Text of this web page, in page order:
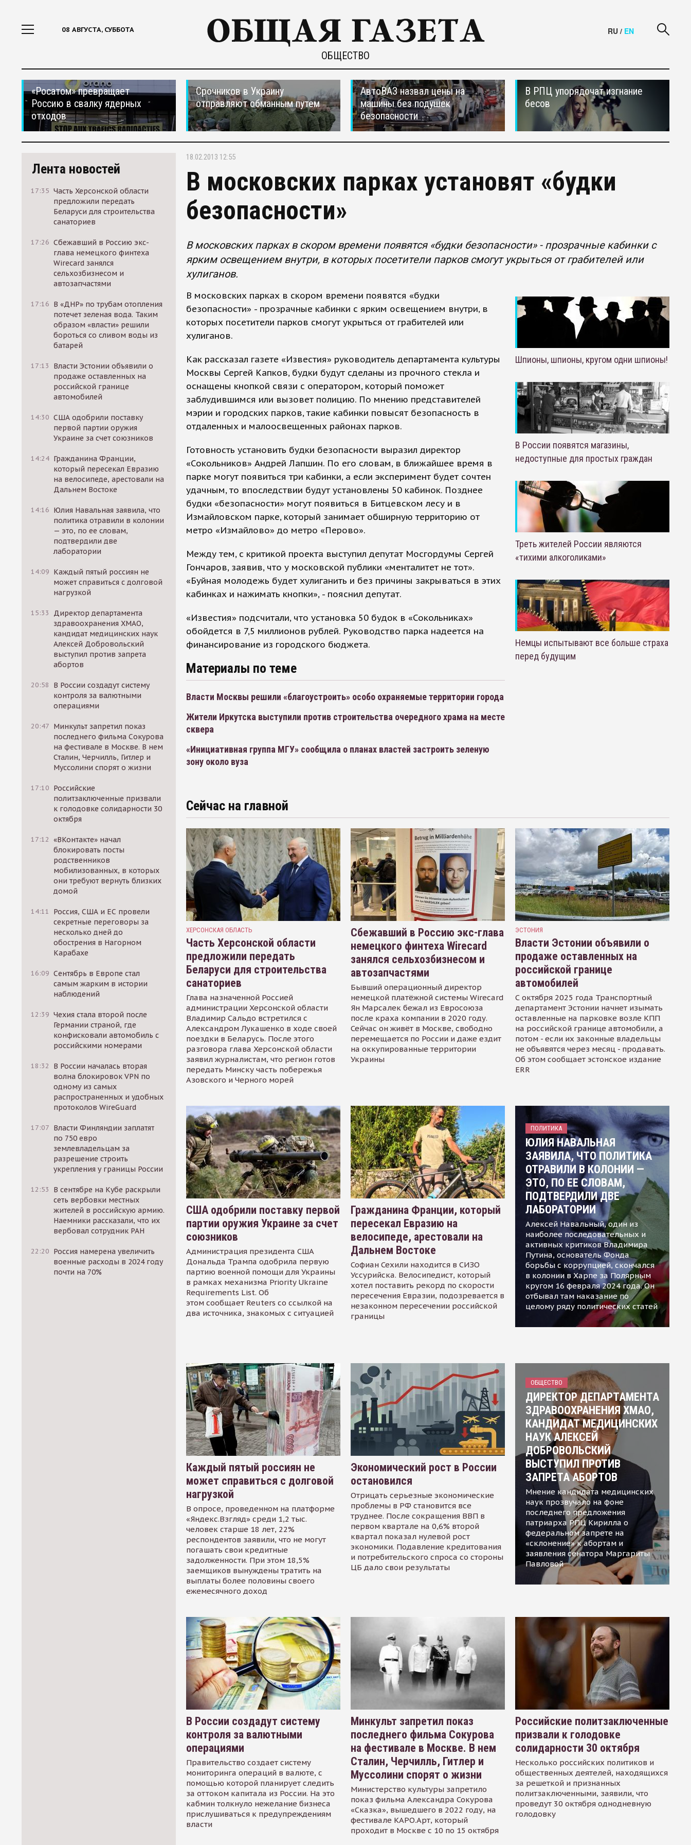
08 АВГУСТА, СУББОТА
ОБЩЕСТВО
RU / EN
«Росатом» превращает
Россию в свалку ядерных
отходов
Срочников в Украину
отправляют обманным путем
АвтоВАЗ назвал цены на
машины без подушек
безопасности
В РПЦ упорядочат изгнание
бесов
Лента новостей
17:35 Часть Херсонской области
предложили передать
Беларуси для строительства
санаториев
17:26 Сбежавший в Россию экс-
глава немецкого финтеха
Wirecard занялся
сельхозбизнесом и
автозапчастями
17:16 В «ДНР» по трубам отопления
потечет зеленая вода. Таким
образом «власти» решили
бороться со сливом воды из
батарей
17:13
Власти Эстонии объявили о
продаже оставленных на
российской границе
автомобилей
14:30 США одобрили поставку
первой партии оружия
Украине за счет союзников
14:24 Гражданина Франции,
который пересекал Евразию
на велосипеде, арестовали на
Дальнем Востоке
14:16 Юлия Навальная заявила, что
политика отравили в колонии
— это, по ее словам,
подтвердили две
лаборатории
14:09 Каждый пятый россиян не
может справиться с долговой
нагрузкой
15:33
Директор департамента
здравоохранения ХМАО,
кандидат медицинских наук
Алексей Добровольский
выступил против запрета
абортов
20:58
В России создадут систему
контроля за валютными
операциями
20:47 Минкульт запретил показ
последнего фильма Сокурова
на фестивале в Москве. В нем
Сталин, Черчилль, Гитлер и
Муссолини спорят о жизни
17:10 Российские
политзаключенные призвали
к голодовке солидарности 30
октября
17:12 «ВКонтакте» начал
блокировать посты
родственников
мобилизованных, в которых
они требуют вернуть близких
домой
14:11
Россия, США и ЕС провели
секретные переговоры за
несколько дней до
обострения в Нагорном
Карабахе
16:09 Сентябрь в Европе стал
самым жарким в истории
наблюдений
12:39 Чехия стала второй после
Германии страной, где
конфисковали автомобиль с
российскими номерами
18:32
В России началась вторая
волна блокировок VPN по
одному из самых
распространенных и удобных
протоколов WireGuard
17:07 Власти Финляндии заплатят
по 750 евро
землевладельцам за
разрешение строить
укрепления у границы России
12:53
В сентябре на Кубе раскрыли
сеть вербовки местных
жителей в российскую армию.
Наемники рассказали, что их
вербовал сотрудник РАН
22:20 Россия намерена увеличить
военные расходы в 2024 году
почти на 70%
18.02.2013 12:55
В московских парках установят «будки
безопасности»
В московских парках в скором времени появятся «будки безопасности» - прозрачные кабинки с
ярким освещением внутри, в которых посетители парков смогут укрыться от грабителей или
хулиганов.
В московских парках в скором времени появятся «будки
безопасности» - прозрачные кабинки с ярким освещением внутри, в
которых посетители парков смогут укрыться от грабителей или
хулиганов.
Как рассказал газете «Известия» руководитель департамента культуры
Москвы Сергей Капков, будки будут сделаны из прочного стекла и
оснащены кнопкой связи с оператором, который поможет
заблудившимся или вызовет полицию. По мнению представителей
мэрии и городских парков, такие кабинки повысят безопасность в
отдаленных и малоосвещенных районах парков.
Готовность установить будки безопасности выразил директор
«Сокольников» Андрей Лапшин. По его словам, в ближайшее время в
парке могут появиться три кабинки, а если эксперимент будет сочтен
удачным, то впоследствии будут установлены 50 кабинок. Позднее
будки «безопасности» могут появиться в Битцевском лесу и в
Измайловском парке, который занимает обширную территорию от
метро «Измайлово» до метро «Перово».
Между тем, с критикой проекта выступил депутат Мосгордумы Сергей
Гончаров, заявив, что у московской публики «менталитет не тот».
«Буйная молодежь будет хулиганить и без причины закрываться в этих
кабинках и нажимать кнопки», - пояснил депутат.
«Известия» подсчитали, что установка 50 будок в «Сокольниках»
обойдется в 7,5 миллионов рублей. Руководство парка надеется на
финансирование из городского бюджета.
Материалы по теме
Власти Москвы решили «благоустроить» особо охраняемые территории города
Жители Иркутска выступили против строительства очередного храма на месте
сквера
«Инициативная группа МГУ» сообщила о планах властей застроить зеленую
зону около вуза
Шпионы, шпионы, кругом одни шпионы!
В России появятся магазины,
недоступные для простых граждан
Треть жителей России являются
«тихими алкоголиками»
Немцы испытывают все больше страха
перед будущим
Сейчас на главной
ХЕРСОНСКАЯ ОБЛАСТЬ
Часть Херсонской области
предложили передать
Беларуси для строительства
санаториев
Глава назначенной Россией
администрации Херсонской области
Владимир Сальдо встретился с
Александром Лукашенко в ходе своей
поездки в Беларусь. После этого
разговора глава Херсонской области
заявил журналистам, что регион готов
передать Минску часть побережья
Азовского и Черного морей
Сбежавший в Россию экс-глава
немецкого финтеха Wirecard
занялся сельхозбизнесом и
автозапчастями
Бывший операционный директор
немецкой платёжной системы Wirecard
Ян Марсалек бежал из Евросоюза
после краха компании в 2020 году.
Сейчас он живёт в Москве, свободно
перемещается по России и даже ездит
на оккупированные территории
Украины
ЭСТОНИЯ
Власти Эстонии объявили о
продаже оставленных на
российской границе
автомобилей
С октября 2025 года Транспортный
департамент Эстонии начнет изымать
оставленные на парковке возле КПП
на российской границе автомобили, а
потом - если их законные владельцы
не объявятся через месяц - продавать.
Об этом сообщает эстонское издание
ERR
США одобрили поставку первой
партии оружия Украине за счет
союзников
Администрация президента США
Дональда Трампа одобрила первую
партию военной помощи для Украины
в рамках механизма Priority Ukraine
Requirements List. Об
этом сообщает Reuters со ссылкой на
два источника, знакомых с ситуацией
Гражданина Франции, который
пересекал Евразию на
велосипеде, арестовали на
Дальнем Востоке
Софиан Сехили находится в СИЗО
Уссурийска. Велосипедист, который
хотел поставить рекорд по скорости
пересечения Евразии, подозревается в
незаконном пересечении российской
границы
ПОЛИТИКА
ЮЛИЯ НАВАЛЬНАЯ
ЗАЯВИЛА, ЧТО ПОЛИТИКА
ОТРАВИЛИ В КОЛОНИИ —
ЭТО, ПО ЕЕ СЛОВАМ,
ПОДТВЕРДИЛИ ДВЕ
ЛАБОРАТОРИИ
Алексей Навальный, один из
наиболее последовательных и
активных критиков Владимира
Путина, основатель Фонда
борьбы с коррупцией, скончался
в колонии в Харпе за Полярным
кругом 16 февраля 2024 года. Он
отбывал там наказание по
целому ряду политических статей
Каждый пятый россиян не
может справиться с долговой
нагрузкой
В опросе, проведенном на платформе
«Яндекс.Взгляд» среди 1,2 тыс.
человек старше 18 лет, 22%
респондентов заявили, что не могут
погашать свои кредитные
задолженности. При этом 18,5%
заемщиков вынуждены тратить на
выплаты более половины своего
ежемесячного доход
Экономический рост в России
остановился
Отрицать серьезные экономические
проблемы в РФ становится все
труднее. После сокращения ВВП в
первом квартале на 0,6% второй
квартал показал нулевой рост
экономики. Подавление кредитования
и потребительского спроса со стороны
ЦБ дало свои результаты
ОБЩЕСТВО
ДИРЕКТОР ДЕПАРТАМЕНТА
ЗДРАВООХРАНЕНИЯ ХМАО,
КАНДИДАТ МЕДИЦИНСКИХ
НАУК АЛЕКСЕЙ
ДОБРОВОЛЬСКИЙ
ВЫСТУПИЛ ПРОТИВ
ЗАПРЕТА АБОРТОВ
Мнение кандидата медицинских
наук прозвучало на фоне
последнего предложения
патриарха РПЦ Кирилла о
федеральном запрете на
«склонение» к абортам и
заявления сенатора Маргариты
Павловой
В России создадут систему
контроля за валютными
операциями
Правительство создает систему
мониторинга операций в валюте, с
помощью которой планирует следить
за оттоком капитала из России. На это
кабмин толкнуло нежелание бизнеса
прислушиваться к предупреждениям
власти
Минкульт запретил показ
последнего фильма Сокурова
на фестивале в Москве. В нем
Сталин, Черчилль, Гитлер и
Муссолини спорят о жизни
Министерство культуры запретило
показ фильма Александра Сокурова
«Сказка», вышедшего в 2022 году, на
фестивале КАРО.Арт, который
проходит в Москве с 10 по 15 октября
Российские политзаключенные
призвали к голодовке
солидарности 30 октября
Несколько российских политиков и
общественных деятелей, находящихся
за решеткой и признанных
политзаключенными, заявили, что
проведут 30 октября однодневную
голодовку